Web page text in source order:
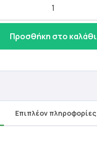
Προσθήκη στο καλάθι
Επιπλέον πληροφορίες